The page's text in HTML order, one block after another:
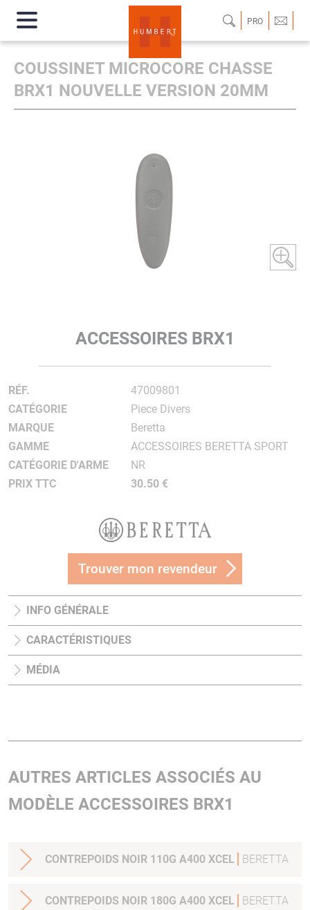
PRO
COUSSINET MICROCORE CHASSE
BRX1 NOUVELLE VERSION 20MM
ACCESSOIRES BRX1
RÉF.
47009801
CATÉGORIE
Piece Divers
MARQUE
Beretta
GAMME
ACCESSOIRES BERETTA SPORT
CATÉGORIE D'ARME
NR
PRIX TTC
30.50 €
Trouver mon revendeur
INFO GÉNÉRALE
CARACTÉRISTIQUES
MÉDIA
AUTRES ARTICLES ASSOCIÉS AU
MODÈLE ACCESSOIRES BRX1
CONTREPOIDS NOIR 110G A400 XCEL BERETTA
CONTREPOIDS NOIR 180G A400 XCEL BERETTA